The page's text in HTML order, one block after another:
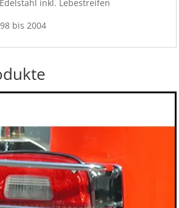
inkl. Lebestreifen
bis 2004